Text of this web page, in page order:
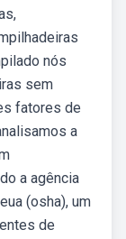
nós
sem
fatores de
a
a agência
(osha), um
de